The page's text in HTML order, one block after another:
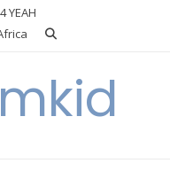
YEAH